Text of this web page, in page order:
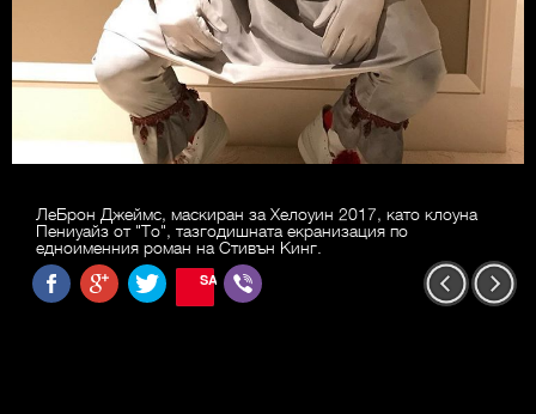
ЛеБрон Джеймс, маскиран за Хелоуин 2017, като клоуна
Пениуайз от "То", тазгодишната екранизация по
едноименния роман на Стивън Кинг.
SAVE